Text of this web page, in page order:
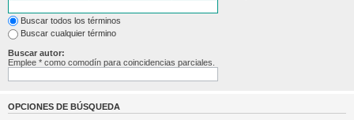
Buscar todos los términos
Buscar cualquier término
Buscar autor:
Emplee * como comodín para coincidencias parciales.
OPCIONES DE BÚSQUEDA